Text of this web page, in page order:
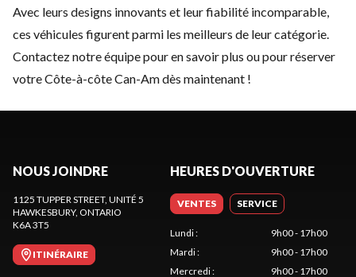
Avec leurs designs innovants et leur fiabilité incomparable,
ces véhicules figurent parmi les meilleurs de leur catégorie.
Contactez notre équipepour en savoir plus ou pour réserver
votre Côte-à-côte Can-Am dès maintenant !
NOUS JOINDRE
1125 TUPPER STREET, UNITÉ 5
HAWKESBURY, ONTARIO
K6A 3T5
ITINÉRAIRE
HEURES D'OUVERTURE
VENTES SERVICE
Lundi:
9h00 - 17h00
Mardi:
9h00 - 17h00
Mercredi: 9h00 - 17h00